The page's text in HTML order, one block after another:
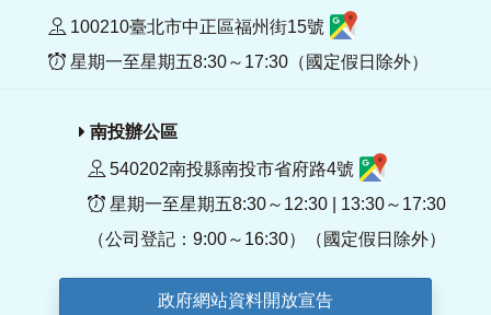
100210臺北市中正區福州街15號
星期一至星期五8:30～17:30（國定假日除外）
南投辦公區
540202南投縣南投市省府路4號
星期一至星期五8:30～12:30 | 13:30～17:30
（公司登記：9:00～16:30）（國定假日除外）
政府網站資料開放宣告